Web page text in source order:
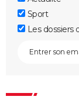
Sport
Les dossiers